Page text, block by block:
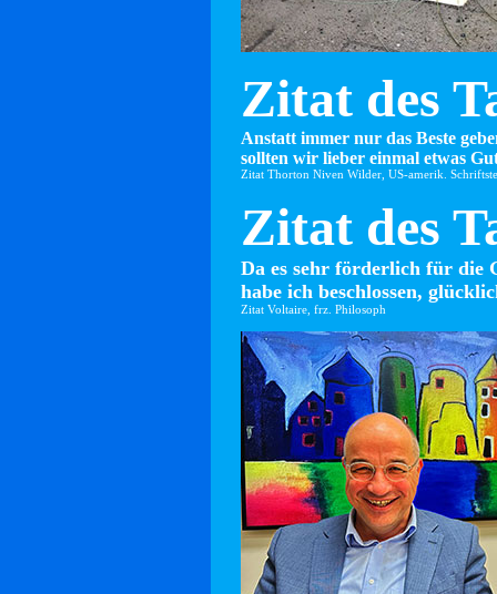
Zitat des
Anstatt immer nur das Beste
sollten wir lieber einmal etwas
Zitat Thorton Niven Wilder, US-amerik.
Zitat des
Da es sehr förderlich für die
habe ich beschlossen,
Zitat Voltaire, frz. Philosoph